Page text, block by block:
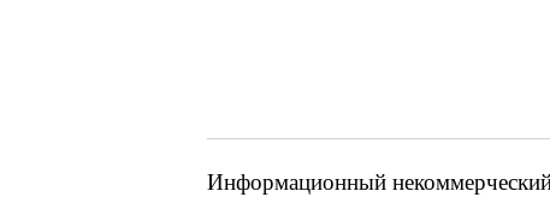
Информационный